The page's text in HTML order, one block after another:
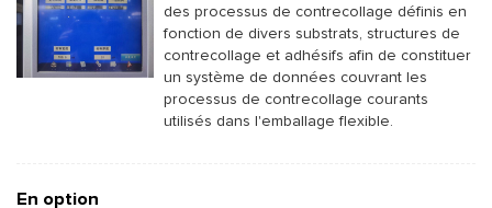
des processus de contrecollage définis en
fonction de divers substrats, structures de
contrecollage et adhésifs afin de constituer
un système de données couvrant les
processus de contrecollage courants
utilisés dans l'emballage flexible.
En option